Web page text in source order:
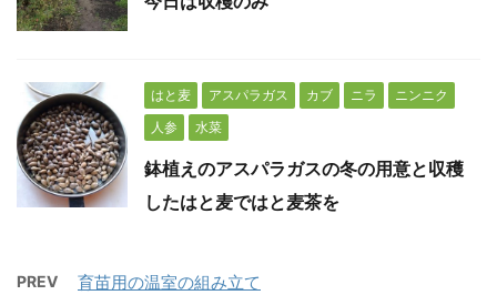
はと麦 アスパラガス カブ ニラ
ニンニク
人参
水菜
鉢植えのアスパラガスの冬の用意と収穫
したはと麦ではと麦茶を
PREV 育苗用の温室の組み立て